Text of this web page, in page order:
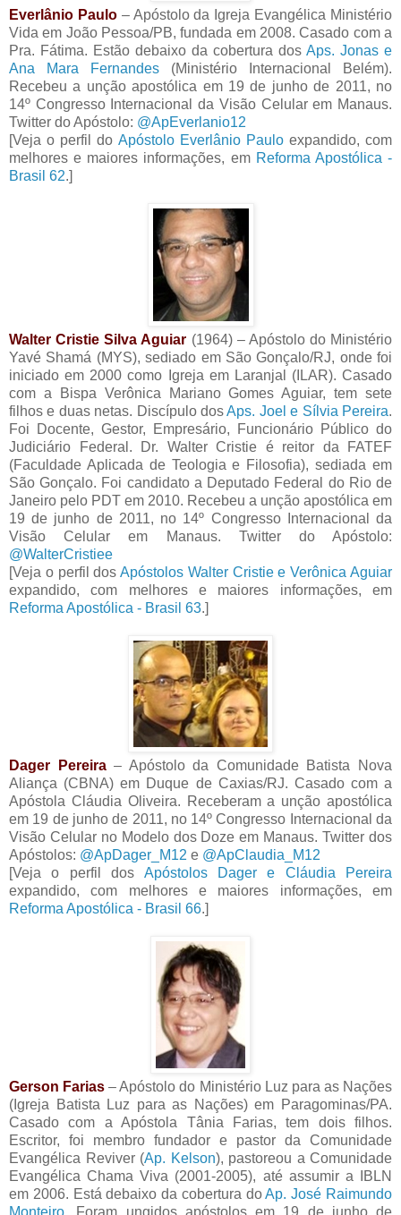
Everlânio Paulo– Apóstolo da Igreja Evangélica Ministério
Vida em João Pessoa/PB, fundada em 2008. Casado com a
Pra. Fátima. Estão debaixo da cobertura dos Aps. Jonas e
Ana Mara Fernandes (Ministério Internacional Belém).
Recebeu a unção apostólica em 19 de junho de 2011, no
14º Congresso Internacional da Visão Celular em Manaus.
Twitter do Apóstolo: @ApEverlanio12
[Veja o perfil do Apóstolo Everlânio Pauloexpandido, com
melhores e maiores informações, em Reforma Apostólica -
Brasil 62.]
Walter Cristie Silva Aguiar (1964) – Apóstolo do Ministério
Yavé Shamá (MYS), sediado em São Gonçalo/RJ, onde foi
iniciado em 2000 como Igreja em Laranjal (ILAR). Casado
com a Bispa Verônica Mariano Gomes Aguiar, tem sete
filhos e duas netas. Discípulo dosAps. Joel e Sílvia Pereira.
Foi Docente, Gestor, Empresário, Funcionário Público do
Judiciário Federal. Dr. Walter Cristie é reitor da FATEF
(Faculdade Aplicada de Teologia e Filosofia), sediada em
São Gonçalo. Foi candidato a Deputado Federal do Rio de
Janeiro pelo PDT em 2010. Recebeu a unção apostólica em
19 de junho de 2011, no 14º Congresso Internacional da
Visão Celular em Manaus. Twitter do Apóstolo:
@WalterCristiee
[Veja o perfil dosApóstolos Walter Cristie e Verônica Aguiar
expandido, com melhores e maiores informações, em
Reforma Apostólica - Brasil 63.]
Dager Pereira– Apóstolo da Comunidade Batista Nova
Aliança (CBNA) em Duque de Caxias/RJ. Casado com a
Apóstola Cláudia Oliveira. Receberam a unção apostólica
em 19 de junho de 2011, no 14º Congresso Internacional da
Visão Celular no Modelo dos Doze em Manaus. Twitter dos
Apóstolos: @ApDager_M12 e @ApClaudia_M12
[Veja o perfil dos Apóstolos Dager e Cláudia Pereira
expandido, com melhores e maiores informações, em
Reforma Apostólica - Brasil 66.]
Gerson Farias – Apóstolo do Ministério Luz para as Nações
(Igreja Batista Luz para as Nações) em Paragominas/PA.
Casado com a Apóstola Tânia Farias, tem dois filhos.
Escritor, foi membro fundador e pastor da Comunidade
Evangélica Reviver (Ap. Kelson), pastoreou a Comunidade
Evangélica Chama Viva (2001-2005), até assumir a IBLN
em 2006. Está debaixo da cobertura doAp. José Raimundo
Monteiro . Foram ungidos apóstolos em 19 de junho de